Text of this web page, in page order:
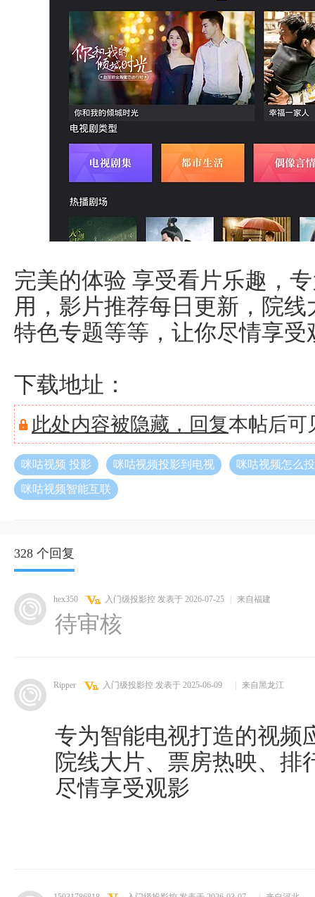
完美的体验 享受看片乐趣，
用，影片推荐每日更新，院
特色专题等等，让你尽情享受
下载地址：
此处内容被隐藏， 回复本帖后可
咪咕视频 投影 咪咕视频投影到电视 咪咕视频怎么
咪咕视频智能互联
328 个回复
hex350 入门级投影控 发表于 2026-07-25 来自福建
待审核
Ripper 入门级投影控 发表于 2025-06-09 来自黑龙江
专为智能电视打造的视频
院线大片、票房热映、排
尽情享受观影